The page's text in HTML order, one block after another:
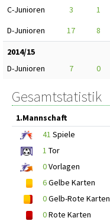
C-Junioren
3 1
D-Junioren
17 8
2014/15
D-Junioren
7 0
Gesamtstatistik
1.Mannschaft
41 Spiele
1 Tor
0Vorlagen
6Gelbe Karten
0Gelb-Rote Karten
0Rote Karten